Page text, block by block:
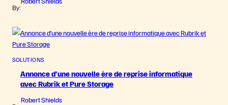
By:
SOLUTIONS
Annonce d’une nouvelle ère de reprise informatique
avec Rubrik et Pure Storage
Robert Shields